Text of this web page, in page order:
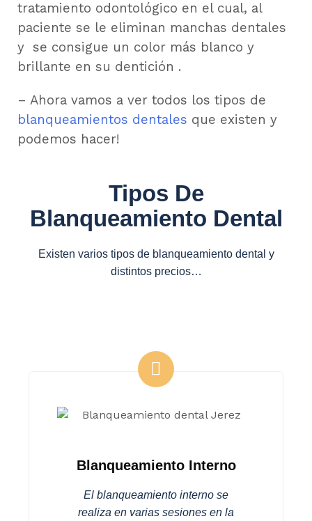
tratamiento odontológico en el cual, al
paciente se le eliminan manchas dentales
y se consigue un color más blanco y
brillante en su dentición .
– Ahora vamos a ver todos los tipos de
blanqueamientos dentales que existen y
podemos hacer!
Tipos De
Blanqueamiento Dental
Existen varios tipos de blanqueamiento dental y
distintos precios…
Blanqueamiento Interno
El blanqueamiento interno se
realiza en varias sesiones en la